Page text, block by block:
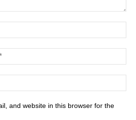
and website in this browser for the